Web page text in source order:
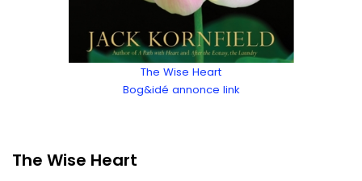
The Wise Heart
Bog&idé annonce link
The Wise Heart